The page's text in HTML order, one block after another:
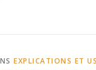
EXPLICATIONS ET